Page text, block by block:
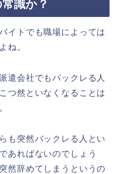
識か？
イトでも職場によっては
ね。
遣会社でもバックレる人
つ然といなくなることは
も突然バックレる人とい
あればないのでしょう
然辞めてしまうというの